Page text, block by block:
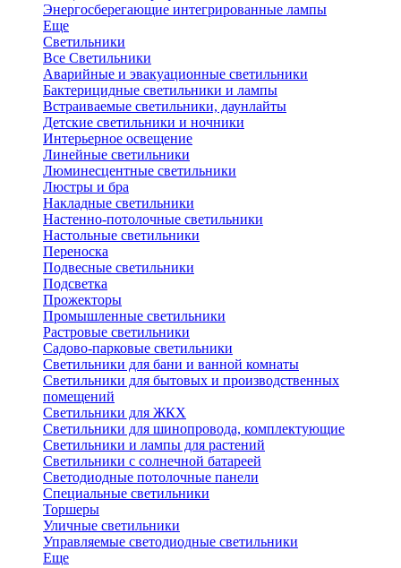
Энергосберегающие интегрированные лампы
Еще
Светильники
Все Светильники
Аварийные и эвакуационные светильники
Бактерицидные светильники и лампы
Встраиваемые светильники, даунлайты
Детские светильники и ночники
Интерьерное освещение
Линейные светильники
Люминесцентные светильники
Люстры и бра
Накладные светильники
Настенно-потолочные светильники
Настольные светильники
Переноска
Подвесные светильники
Подсветка
Прожекторы
Промышленные светильники
Растровые светильники
Садово-парковые светильники
Светильники для бани и ванной комнаты
Светильники для бытовых и производственных
помещений
Светильники для ЖКХ
Светильники для шинопровода, комплектующие
Светильники и лампы для растений
Светильники с солнечной батареей
Светодиодные потолочные панели
Специальные светильники
Торшеры
Уличные светильники
Управляемые светодиодные светильники
Еще